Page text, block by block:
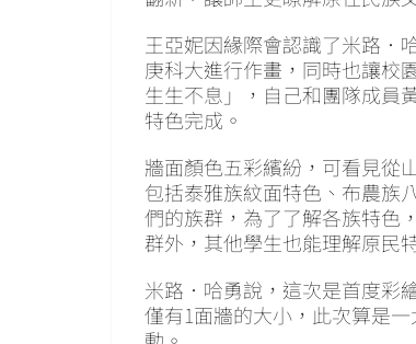
王亞妮因緣際會認識了米路．
庚科大進行作畫，同時也讓校
生生不息」，自己和團隊成員
特色完成。
牆面顏色五彩繽紛，可看見從
包括泰雅族紋面特色、布農族
們的族群，為了了解各族特色
群外，其他學生也能理解原民
米路．哈勇說，這次是首度彩
僅有1面牆的大小，此次算是